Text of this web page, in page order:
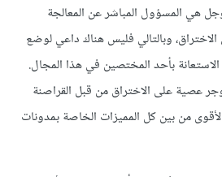
هي المسؤول المباشر عن المعالجة
الاختراق، وبالتالي فليس هناك داعي لوضع
بأحد المختصين في هذا المجال.
عصية على الاختراق من قبل القراصنة
من بين كل المميزات الخاصة بمدونات